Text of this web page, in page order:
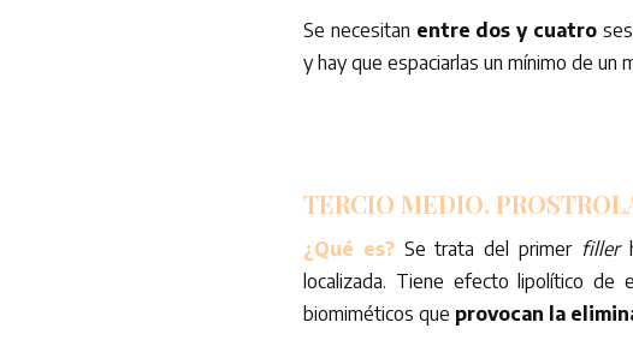
Se necesitan entre dos y cuatro
y hay que espaciarlas un mínimo de un
TERCIO MEDIO.
¿Qué es?Se trata del primer filler
localizada. Tiene efecto lipolítico de
biomiméticos que provocan la